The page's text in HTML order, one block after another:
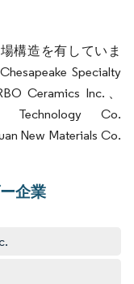
構造を有していま
Specialty
Ceramics Inc.、
Technology Co.
New Materials Co.
企業